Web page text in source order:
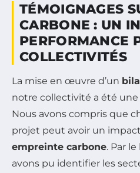
TÉMOIGNAGES
CARBONE : UN
PERFORMANCE
COLLECTIVITÉS
La mise en œuvre d’un
notre collectivité a été
Nous avons compris que
projet peut avoir un
empreinte carbone. Par
avons pu identifier les